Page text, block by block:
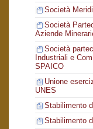
Società
Società
Aziende
Società
Industriali e
SPAICO
Unione
UNES
Stabilimento
Stabilimento